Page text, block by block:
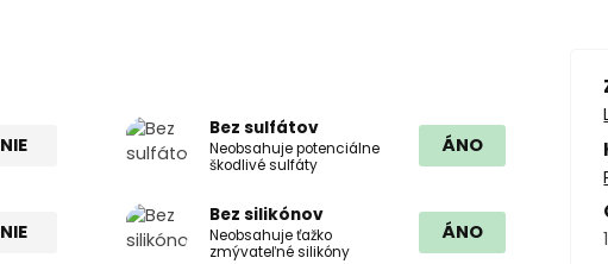
NIE
Bez sulfátov
Neobsahuje potenciálne
škodlivé sulfáty
ÁNO
NIE
Bez silikónov
Neobsahuje ťažko
zmývateľné silikóny
ÁNO